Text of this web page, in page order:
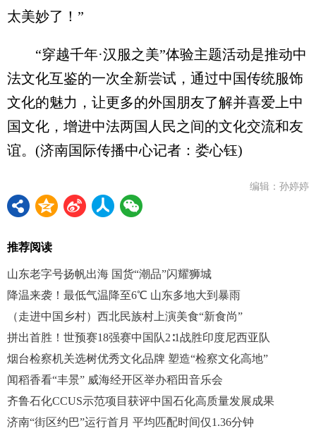
太美妙了！”
“穿越千年·汉服之美”体验主题活动是推动中
法文化互鉴的一次全新尝试，通过中国传统服饰
文化的魅力，让更多的外国朋友了解并喜爱上中
国文化，增进中法两国人民之间的文化交流和友
谊。(济南国际传播中心记者：娄心钰)
编辑：孙婷婷
推荐阅读
山东老字号扬帆出海 国货“潮品”闪耀狮城
降温来袭！最低气温降至6℃ 山东多地大到暴雨
（走进中国乡村）西北民族村上演美食“新食尚”
拼出首胜！世预赛18强赛中国队2∶1战胜印度尼西亚队
烟台检察机关选树优秀文化品牌 塑造“检察文化高地”
闻稻香看“丰景” 威海经开区举办稻田音乐会
齐鲁石化CCUS示范项目获评中国石化高质量发展成果
济南“街区约巴”运行首月 平均匹配时间仅1.36分钟